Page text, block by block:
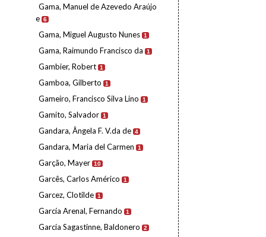
Gama, Manuel de Azevedo Araújo
e 6
Gama, Miguel Augusto Nunes 1
Gama, Raimundo Francisco da 1
Gambier, Robert 1
Gamboa, Gilberto 1
Gameiro, Francisco Silva Lino 1
Gamito, Salvador 1
Gandara, Ângela F. V.da de 4
Gandara, Maria del Carmen 1
Garção, Mayer 10
Garcês, Carlos Américo 1
Garcez, Clotilde 1
García Arenal, Fernando 1
Garcia Sagastinne, Baldonero 2